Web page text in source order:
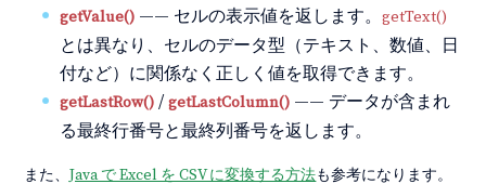
getValue() —— セルの表示値を返します。getText()
とは異なり、セルのデータ型（テキスト、数値、日
付など）に関係なく正しく値を取得できます。
getLastRow() /getLastColumn() —— データが含まれ
る最終行番号と最終列番号を返します。
また、Java で Excel を CSV に変換する方法も参考になります。